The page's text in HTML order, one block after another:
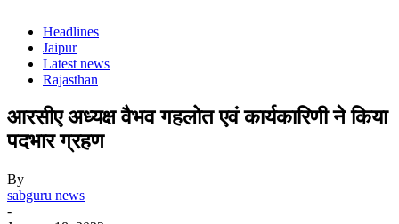
Headlines
Jaipur
Latest news
Rajasthan
आरसीए अध्यक्ष वैभव गहलोत एवं कार्यकारिणी ने किया
पदभार ग्रहण
By
sabguru news
-